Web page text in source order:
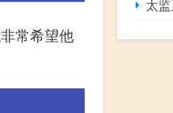
常希望他